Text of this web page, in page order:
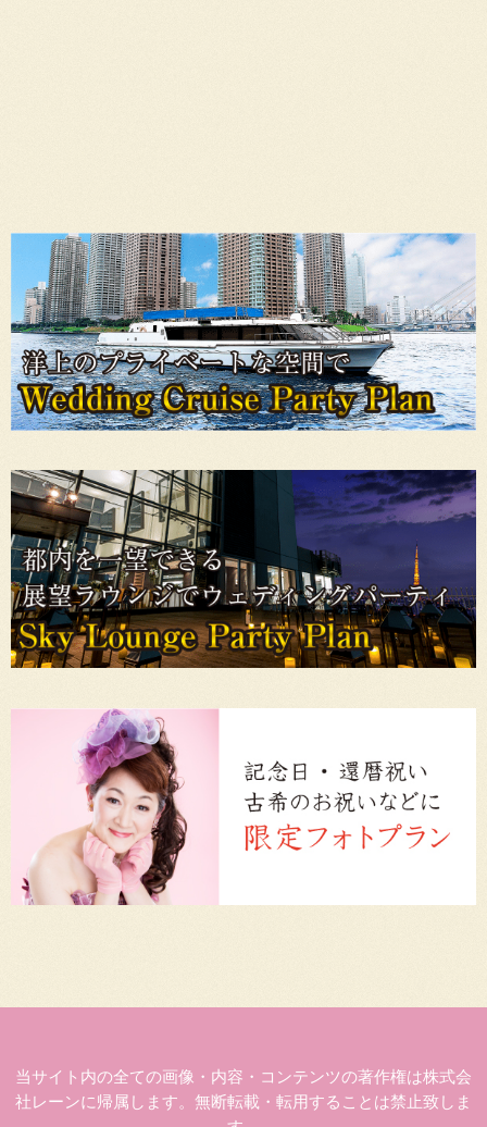
当サイト内の全ての画像・内容・コンテンツの著作権は株式会
社レーンに帰属します。無断転載・転用することは禁止致しま